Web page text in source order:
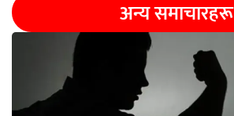
अन्य समाचारहरू